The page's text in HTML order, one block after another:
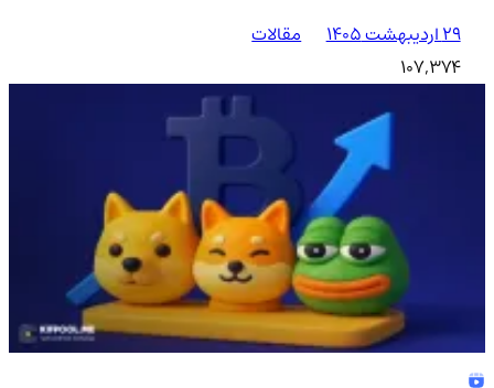
۲۹ اردیبهشت ۱۴۰۵
مقالات
107,374